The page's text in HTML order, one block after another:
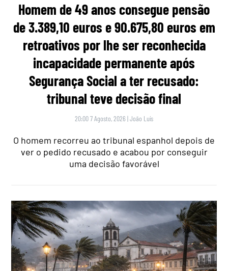
Homem de 49 anos consegue pensão
de 3.389,10 euros e 90.675,80 euros em
retroativos por lhe ser reconhecida
incapacidade permanente após
Segurança Social a ter recusado:
tribunal teve decisão final
20:00 7 Agosto, 2026 |João Luís
O homem recorreu ao tribunal espanhol depois de
ver o pedido recusado e acabou por conseguir
uma decisão favorável